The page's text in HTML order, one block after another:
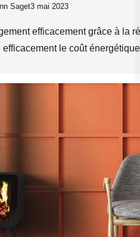
Saget3 mai 2023
efficacement grâce à la
efficacement le coût